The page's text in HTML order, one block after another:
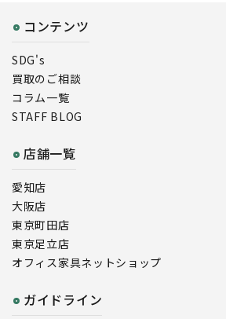
コンテンツ
SDG's
買取のご相談
コラム一覧
STAFF BLOG
店舗一覧
愛知店
大阪店
東京町田店
東京足立店
オフィス家具ネットショップ
ガイドライン